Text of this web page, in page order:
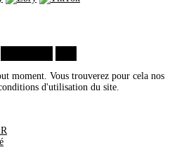
moment. Vous trouverez pour cela nos
d'utilisation du site.